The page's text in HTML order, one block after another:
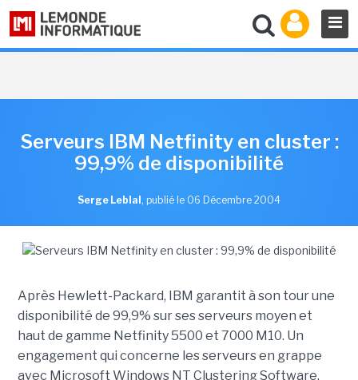
Serveurs IBM Netfinity en cluster :
99,9% de disponibilité
Serge Leblal , publié le 06 Décembre 2004
Après Hewlett-Packard, IBM garantit à son tour une
disponibilité de 99,9% sur ses serveurs moyen et
haut de gamme Netfinity 5500 et 7000 M10. Un
engagement qui concerne les serveurs en grappe
avec Microsoft Windows NT Clustering Software.